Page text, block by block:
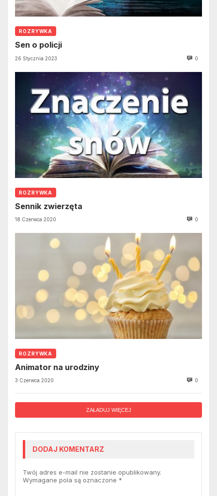
ROZRYWKA
Sen o policji
26 Stycznia 2023 0
ROZRYWKA
Sennik zwierzęta
18 Czerwca 2020 0
ROZRYWKA
Animator na urodziny
3 Czerwca 2020 0
ZAŁADUJ WIĘCEJ
DODAJ KOMENTARZ
Twój adres e-mail nie zostanie opublikowany.
Wymagane pola są oznaczone *